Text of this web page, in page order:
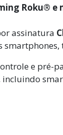
Roku® e
assinatura
e pré-